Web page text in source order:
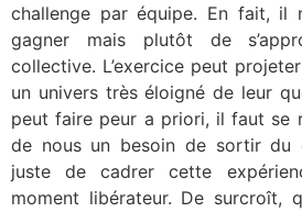
challenge par équipe. En fait, il
gagner mais plutôt de
collective. L’exercice peut
un univers très éloigné de leur
peut faire peur a priori, il faut se
de nous un besoin de sortir du
juste de cadrer cette
moment libérateur. De surcroît,